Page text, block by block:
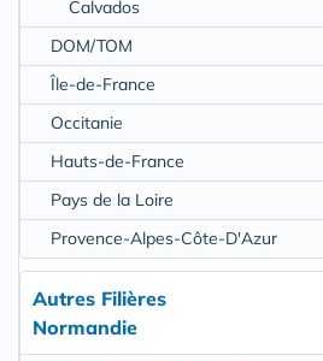
Calvados
DOM/TOM
Île-de-France
Occitanie
Hauts-de-France
Pays de la Loire
Provence-Alpes-Côte-D'Azur
Autres Filières
Normandie